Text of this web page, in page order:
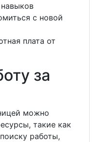
с новой
плата от
за
можно
такие как
работы,